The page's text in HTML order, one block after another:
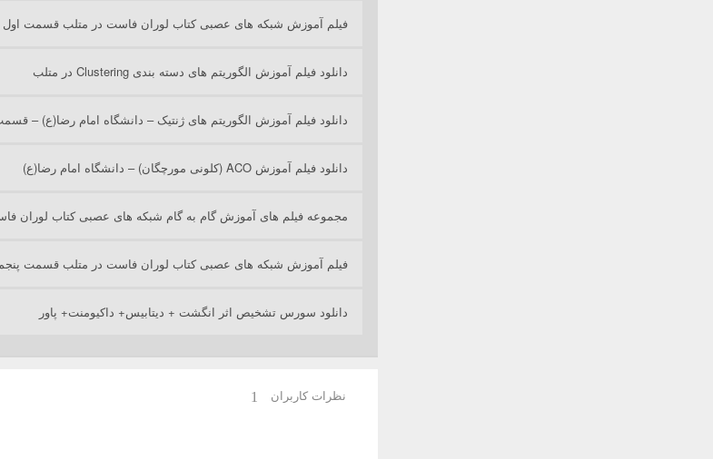
فیلم آموزش شبکه های عصبی کتاب لوران فاست در متلب قسمت اول
دانلود فیلم آموزش الگوریتم های دسته بندی Clustering در متلب
دانلود فیلم آموزش الگوریتم های ژنتیک – دانشگاه امام رضا(ع) – قسمت ۲۱-
دانلود فیلم آموزش ACO (کلونی مورچگان) – دانشگاه امام رضا(ع)
مجموعه فیلم های آموزش گام به گام شبکه های عصبی کتاب لوران
فیلم آموزش شبکه های عصبی کتاب لوران فاست در متلب قسمت
دانلود سورس تشخیص اثر انگشت + دیتابیس+ داکیومنت+ پاور
نظرات کاربران 1